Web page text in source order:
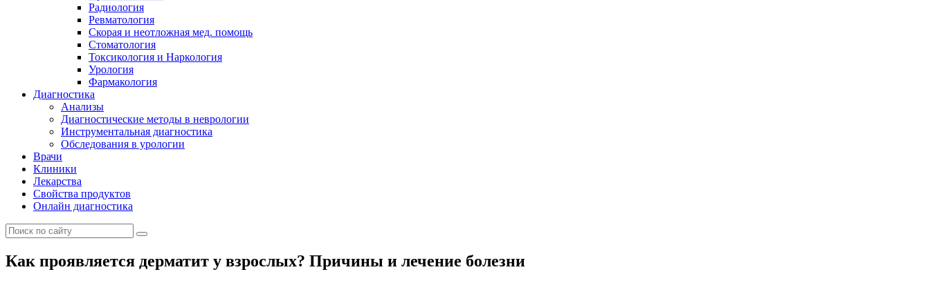
Радиология
Ревматология
Скорая и неотложная мед. помощь
Стоматология
Токсикология и Наркология
Урология
Фармакология
Диагностика
Анализы
Диагностические методы в неврологии
Инструментальная диагностика
Обследования в урологии
Врачи
Клиники
Лекарства
Свойства продуктов
Онлайн диагностика
Как проявляется дерматит у взрослых? Причины и лечение болезни